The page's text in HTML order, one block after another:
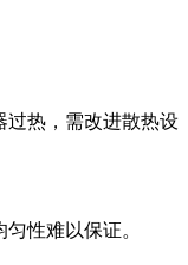
热，需改进散热设
性难以保证。